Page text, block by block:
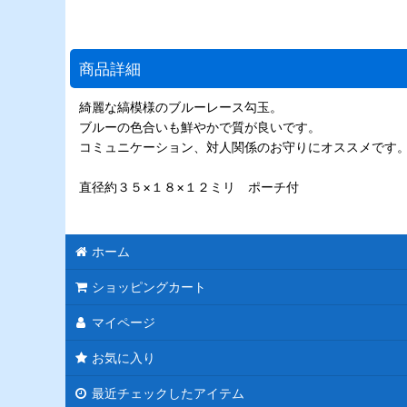
商品詳細
綺麗な縞模様のブルーレース勾玉。
ブルーの色合いも鮮やかで質が良いです。
コミュニケーション、対人関係のお守りにオススメです
直径約３５×１８×１２ミリ ポーチ付
ホーム
ショッピングカート
マイページ
お気に入り
最近チェックしたアイテム